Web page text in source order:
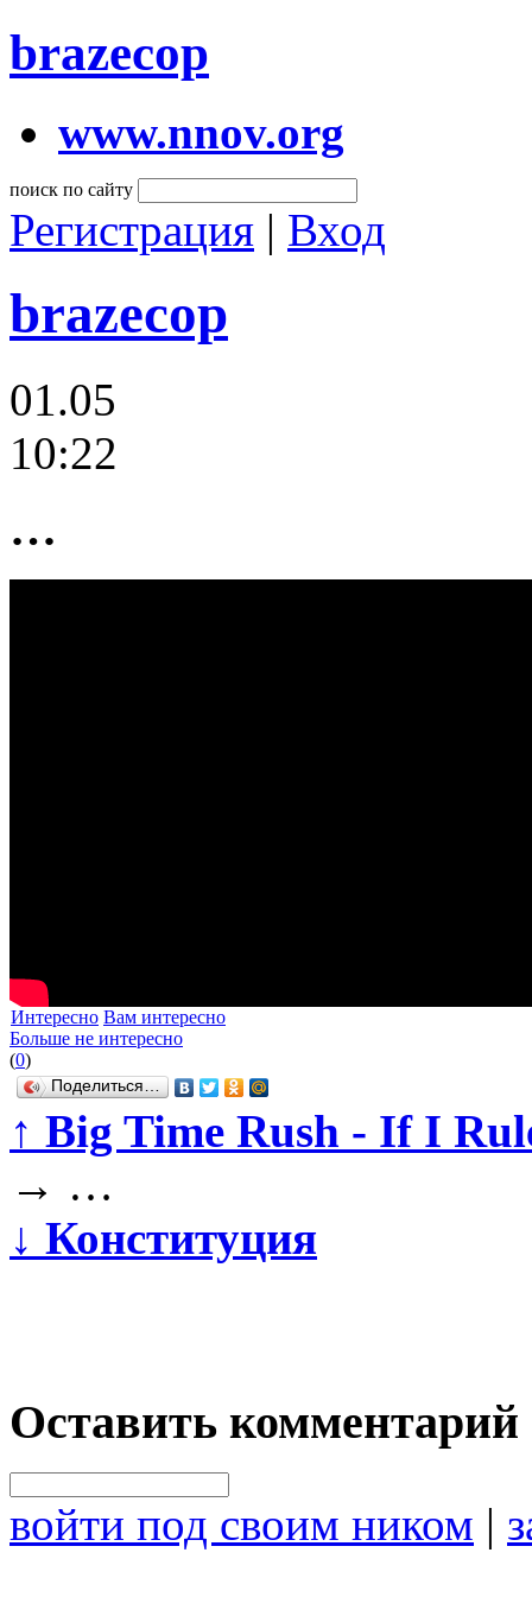
brazecop
www.nnov.org
поиск по сайту
Регистрация | Вход
brazecop
01.05
10:22
…
Интересно Вам интересно
Больше не интересно
(0)
Поделиться…
↑ Big Time Rush - If I
→ …
↓ Конституция
Оставить комментарий
войти под своим ником |